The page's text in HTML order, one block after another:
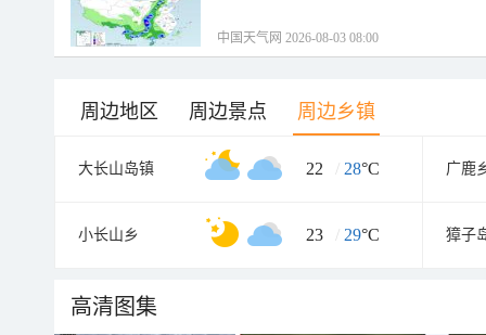
中国天气网 2026-08-03 08:00
周边地区 周边景点 周边乡镇
大长山岛镇 22 / 28°C 广鹿
小长山乡 23 / 29°C 獐子
高清图集